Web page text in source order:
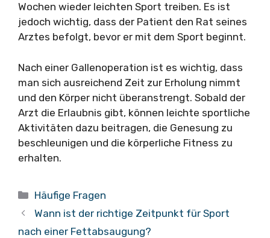
Wochen wieder leichten Sport treiben. Es ist
jedoch wichtig, dass der Patient den Rat seines
Arztes befolgt, bevor er mit dem Sport beginnt.
Nach einer Gallenoperation ist es wichtig, dass
man sich ausreichend Zeit zur Erholung nimmt
und den Körper nicht überanstrengt. Sobald der
Arzt die Erlaubnis gibt, können leichte sportliche
Aktivitäten dazu beitragen, die Genesung zu
beschleunigen und die körperliche Fitness zu
erhalten.
Kategorien
Häufige Fragen
Wann ist der richtige Zeitpunkt für Sport
nach einer Fettabsaugung?